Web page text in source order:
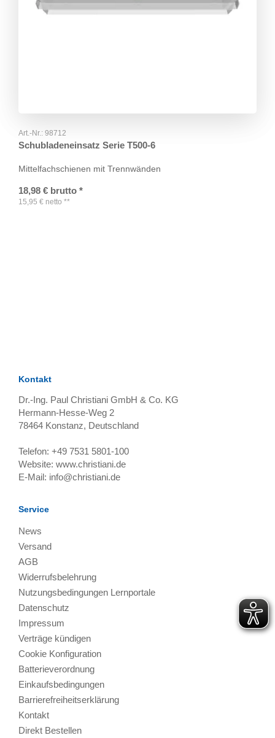
Art.-Nr.: 98712
Schubladeneinsatz Serie T500-6
Mittelfachschienen mit Trennwänden
18,98 € brutto *
15,95 € netto **
Kontakt
Dr.-Ing. Paul Christiani GmbH & Co. KG
Hermann-Hesse-Weg 2
78464 Konstanz, Deutschland
Telefon: +49 7531 5801-100
Website: www.christiani.de
E-Mail: info@christiani.de
Service
News
Versand
AGB
Widerrufsbelehrung
Nutzungsbedingungen Lernportale
Datenschutz
Impressum
Verträge kündigen
Cookie Konfiguration
Batterieverordnung
Einkaufsbedingungen
Barrierefreiheitserklärung
Kontakt
Direkt Bestellen